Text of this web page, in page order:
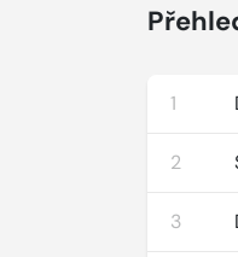
1
2
3